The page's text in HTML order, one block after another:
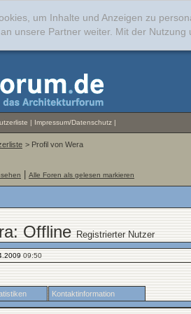
um Inhalte und Anzeigen zu
unsere Partner weiter. Mit der
| Impressum/Datenschutz |
> Profil von Wera
Alle Foren als gelesen markieren
Offline Registrierter Nutzer
09:50
Kontaktinformation